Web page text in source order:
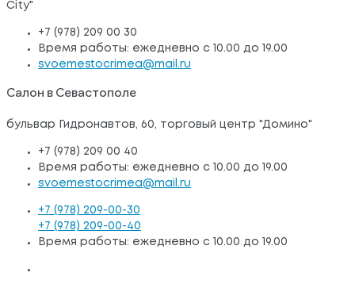
City"
+7 (978) 209 00 30
Время работы: ежедневно с 10.00 до 19.00
svoemestocrimea@mail.ru
Салон в Севастополе
бульвар Гидронавтов, 60, торговый центр "Домино"
+7 (978) 209 00 40
Время работы: ежедневно с 10.00 до 19.00
svoemestocrimea@mail.ru
+7 (978) 209-00-30
+7 (978) 209-00-40
Время работы: ежедневно с 10.00 до 19.00